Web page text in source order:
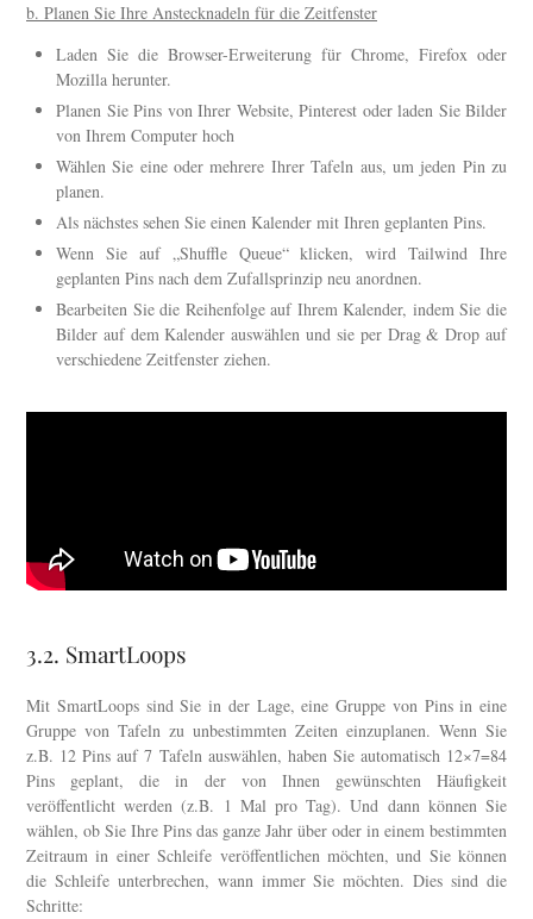
b. Planen Sie Ihre Anstecknadeln für die Zeitfenster
Laden Sie die Browser-Erweiterung für Chrome, Firefox oder
Mozilla herunter.
Planen Sie Pins von Ihrer Website, Pinterest oder laden Sie Bilder
von Ihrem Computer hoch
Wählen Sie eine oder mehrere Ihrer Tafeln aus, um jeden Pin zu
planen.
Als nächstes sehen Sie einen Kalender mit Ihren geplanten Pins.
Wenn Sie auf „Shuffle Queue“ klicken, wird Tailwind Ihre
geplanten Pins nach dem Zufallsprinzip neu anordnen.
Bearbeiten Sie die Reihenfolge auf Ihrem Kalender, indem Sie die
Bilder auf dem Kalender auswählen und sie per Drag & Drop auf
verschiedene Zeitfenster ziehen.
3.2. SmartLoops
Mit SmartLoops sind Sie in der Lage, eine Gruppe von Pins in eine
Gruppe von Tafeln zu unbestimmten Zeiten einzuplanen. Wenn Sie
z.B. 12 Pins auf 7 Tafeln auswählen, haben Sie automatisch 12×7=84
Pins geplant, die in der von Ihnen gewünschten Häufigkeit
veröffentlicht werden (z.B. 1 Mal pro Tag). Und dann können Sie
wählen, ob Sie Ihre Pins das ganze Jahr über oder in einem bestimmten
Zeitraum in einer Schleife veröffentlichen möchten, und Sie können
die Schleife unterbrechen, wann immer Sie möchten. Dies sind die
Schritte: